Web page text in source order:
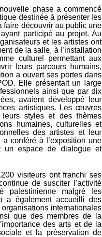
phase a commencé
destinée à présenter les
faire découvrir au public une
participé au projet. Au
et les artistes ont
de la salle, à l’installation
culturel permettant aux
leurs parcours humains,
a ouvert ses portes dans
Elle présentait un large
ainsi que par dix
avaient développé leur
artistiques. Les œuvres
styles et des thèmes
humaines, culturelles et
des artistes et leur
conféré à l’exposition une
un espace de dialogue et
visiteurs ont franchi ses
de susciter l’activité
palestinienne malgré les
a également accueilli des
internationales
que des membres de la
des arts et de la
et la préservation de